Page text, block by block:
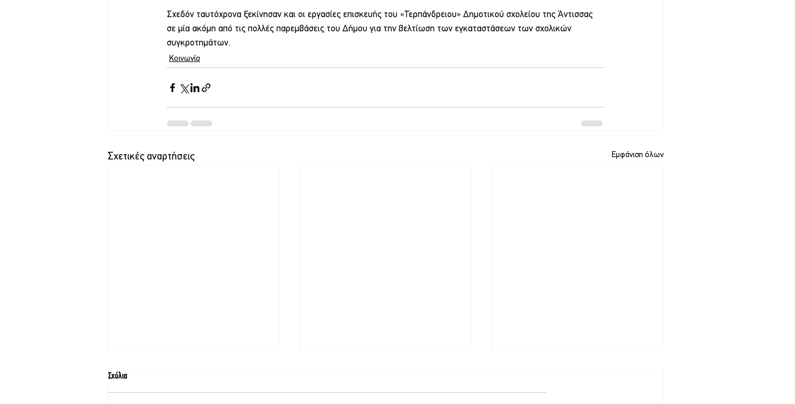
Σχεδόν ταυτόχρονα ξεκίνησαν και οι εργασίες επισκευής του «Τερπάνδρειου» Δημοτικού σχολείου της Άντισσας
σε μία ακόμη από τις πολλές παρεμβάσεις του Δήμου για την βελτίωση των εγκαταστάσεων των σχολικών
συγκροτημάτων.
Κοινωνία
Σχετικές αναρτήσεις Εμφάνιση όλων
Σχόλια